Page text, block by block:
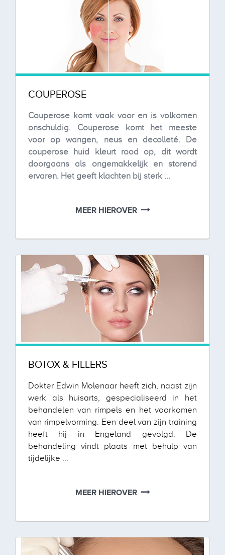
COUPEROSE
Couperose komt vaak voor en is volkomen
onschuldig. Couperose komt het meeste
voor op wangen, neus en decolleté. De
couperose huid kleurt rood op, dit wordt
doorgaans als ongemakkelijk en storend
ervaren. Het geeft klachten bij sterk ...
MEER HIEROVER
BOTOX & FILLERS
Dokter Edwin Molenaar heeft zich, naast zijn
werk als huisarts, gespecialiseerd in het
behandelen van rimpels en het voorkomen
van rimpelvorming. Een deel van zijn training
heeft hij in Engeland gevolgd. De
behandeling vindt plaats met behulp van
tijdelijke ...
MEER HIEROVER